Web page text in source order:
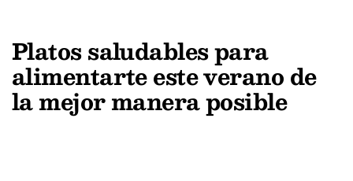
Platos saludables para
alimentarte este verano de
la mejor manera posible